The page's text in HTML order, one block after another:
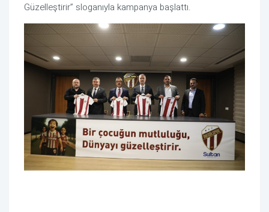
Güzelleştirir” sloganıyla kampanya başlattı.